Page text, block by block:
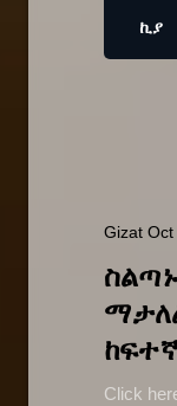
ኪያ
Gizat Oct
Click